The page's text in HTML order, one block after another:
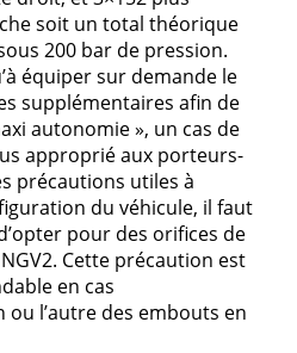
soit un total théorique
200 bar de pression.
équiper sur demande le
supplémentaires afin de
autonomie », un cas de
approprié aux porteurs-
précautions utiles à
du véhicule, il faut
pour des orifices de
Cette précaution est
en cas
ou l’autre des embouts en